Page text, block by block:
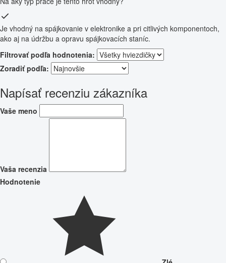
Je vhodný na spájkovanie v elektronike a pri citlivých komponentoch,
ako aj na údržbu a opravu spájkovacích staníc.
Filtrovať podľa hodnotenia:
Zoradiť podľa:
Napísať recenziu zákazníka
Vaše meno
Vaša recenzia
Hodnotenie